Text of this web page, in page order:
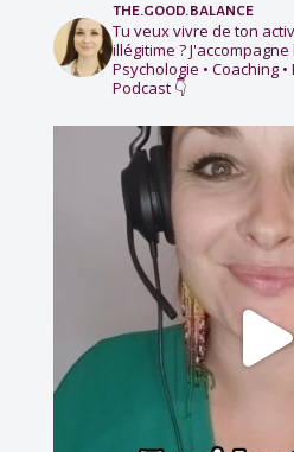
the.good.balance
Tu veux vivre de ton
illégitime ?J'accompagne
Psychologie • Coaching
Podcast 👇